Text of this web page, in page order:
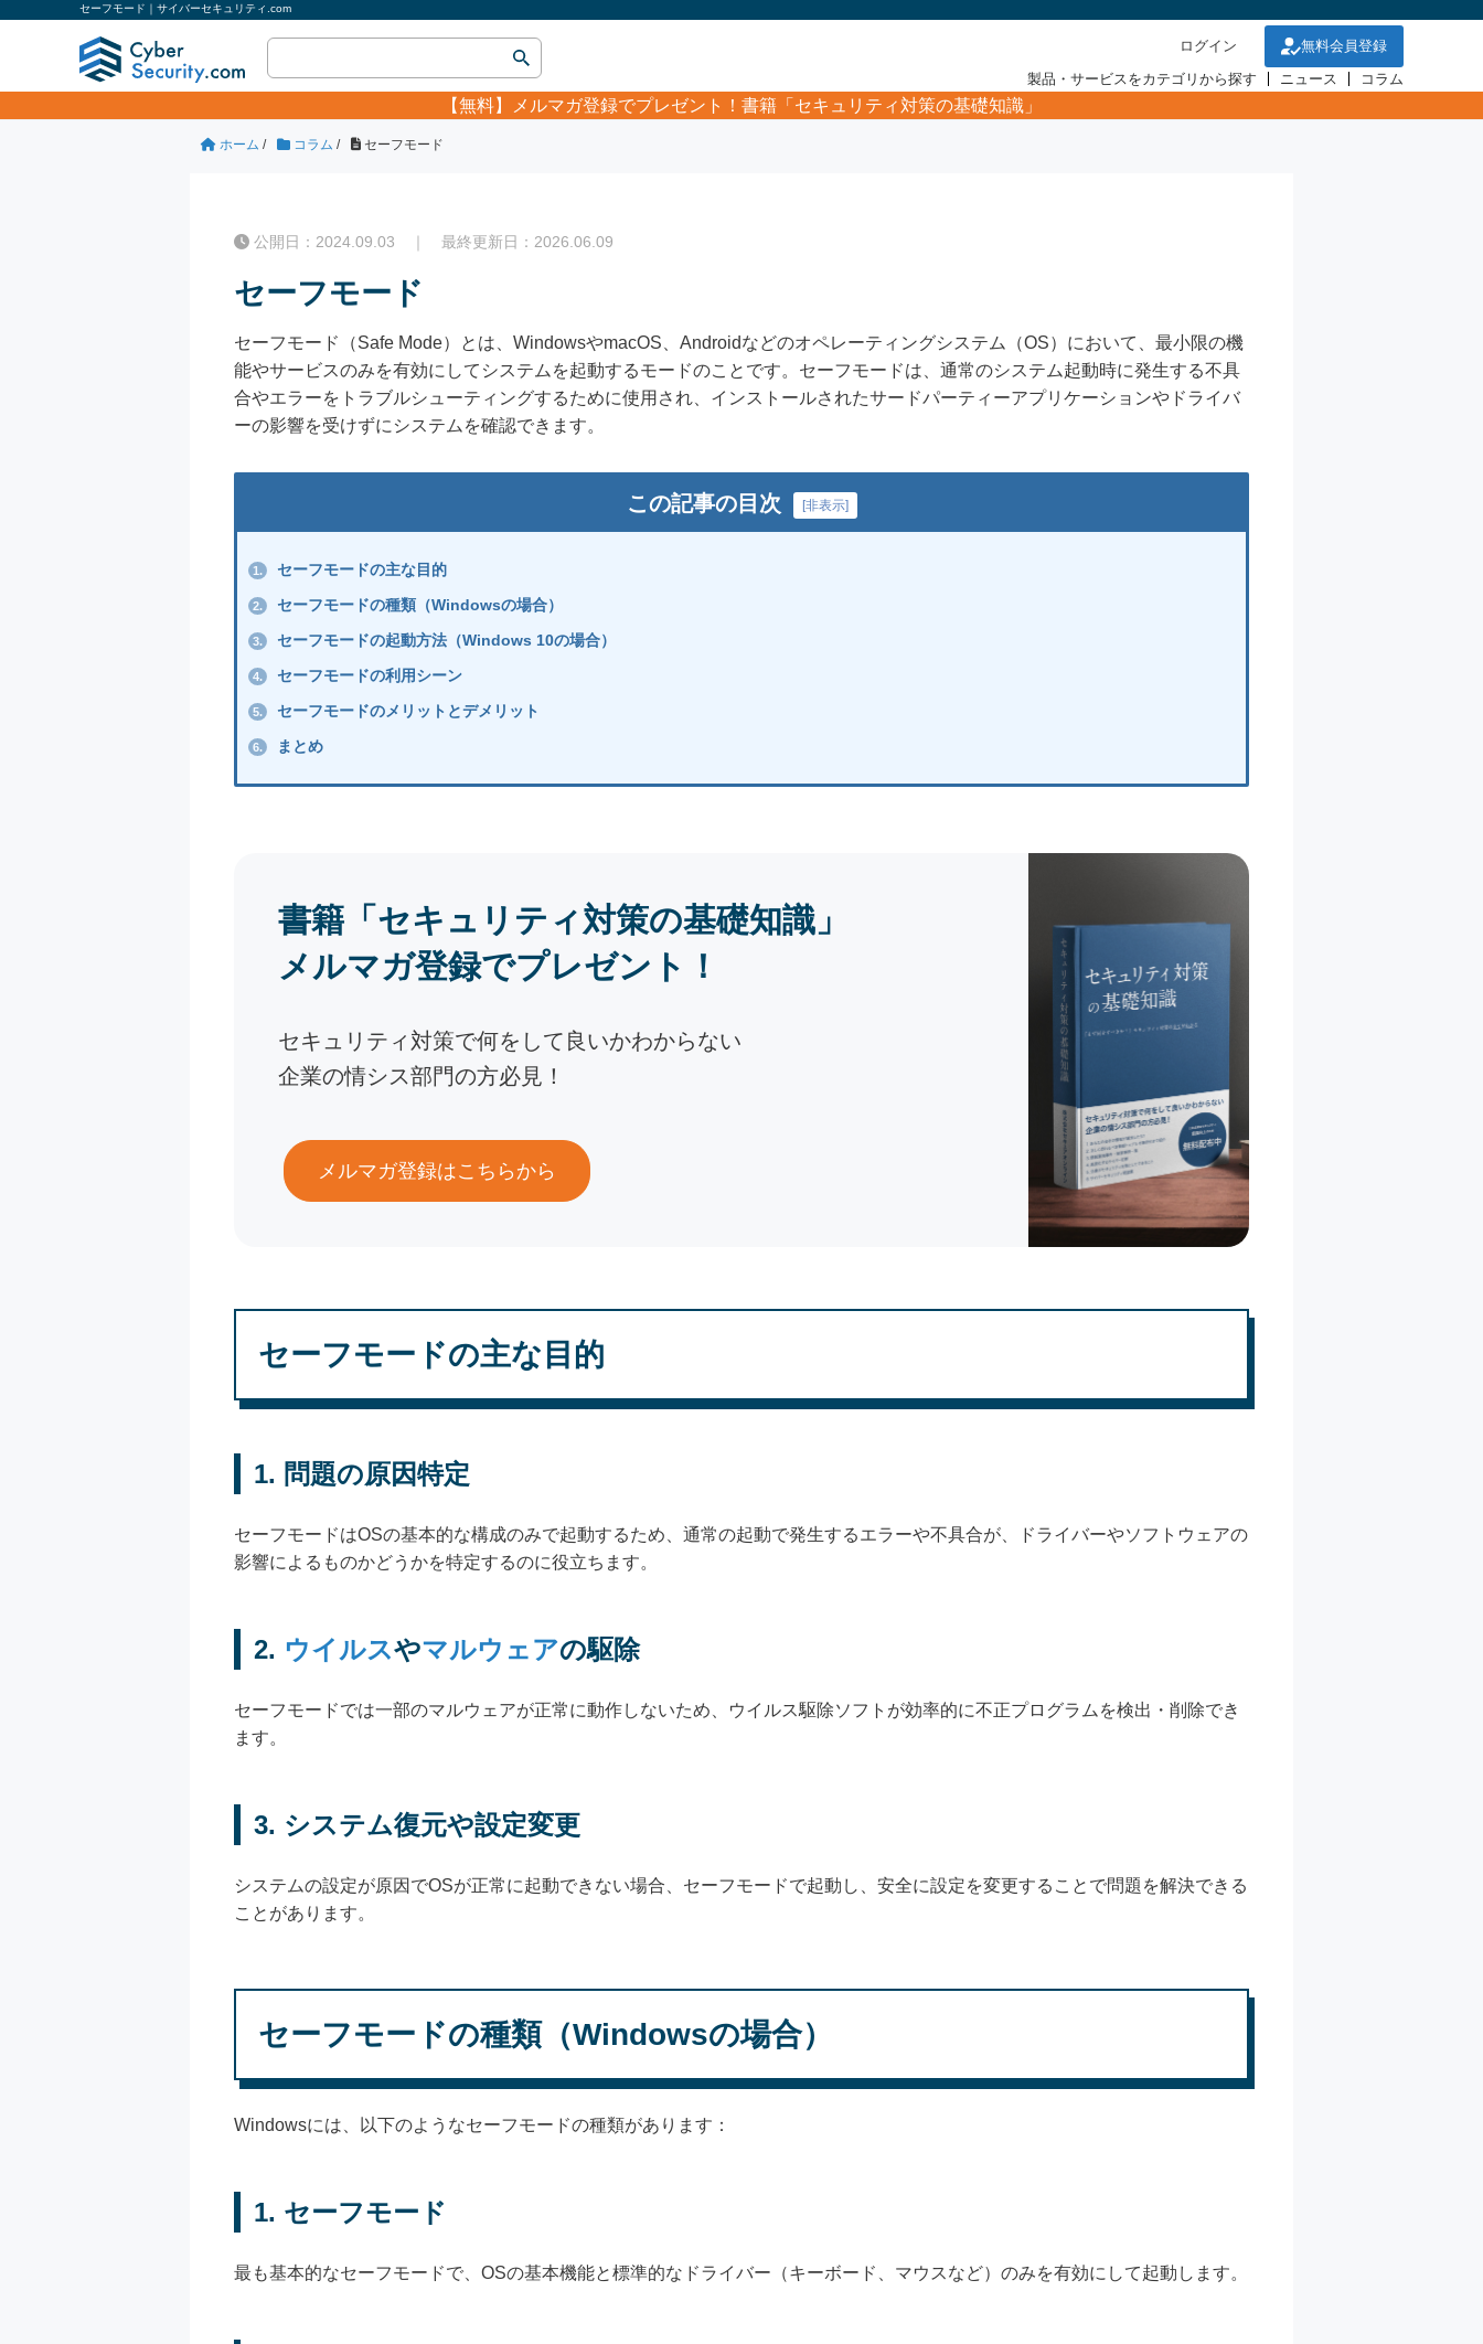
セーフモード｜サイバーセキュリティ.com
ログイン
無料会員登録
製品・サービスをカテゴリから探す
ニュース コラム
【無料】 メルマガ登録でプレゼント！書籍「セキュリティ対策の基礎知識」
ホーム / コラム / セーフモード
公開日：2024.09.03 ｜ 最終更新日：2026.06.09
セーフモード
セーフモード（Safe Mode）とは、WindowsやmacOS、Androidなどのオペレーティングシステム（OS）において、最小限の機
能やサービスのみを有効にしてシステムを起動するモードのことです。セーフモードは、通常のシステム起動時に発生する不具
合やエラーをトラブルシューティングするために使用され、インストールされたサードパーティーアプリケーションやドライバ
ーの影響を受けずにシステムを確認できます。
この記事の目次 [非表示]
1. セーフモードの主な目的
2. セーフモードの種類（Windowsの場合）
3. セーフモードの起動方法（Windows 10の場合）
4. セーフモードの利用シーン
5. セーフモードのメリットとデメリット
6. まとめ
書籍「セキュリティ対策の基礎知識」
メルマガ登録でプレゼント！
セキュリティ対策で何をして良いかわからない
企業の情シス部門の方必見！
メルマガ登録はこちらから
セーフモードの主な目的
1. 問題の原因特定
セーフモードはOSの基本的な構成のみで起動するため、通常の起動で発生するエラーや不具合が、ドライバーやソフトウェアの
影響によるものかどうかを特定するのに役立ちます。
2. ウイルスやマルウェアの駆除
セーフモードでは一部のマルウェアが正常に動作しないため、ウイルス駆除ソフトが効率的に不正プログラムを検出・削除でき
ます。
3. システム復元や設定変更
システムの設定が原因でOSが正常に起動できない場合、セーフモードで起動し、安全に設定を変更することで問題を解決できる
ことがあります。
セーフモードの種類（Windowsの場合）
Windowsには、以下のようなセーフモードの種類があります：
1. セーフモード
最も基本的なセーフモードで、OSの基本機能と標準的なドライバー（キーボード、マウスなど）のみを有効にして起動します。